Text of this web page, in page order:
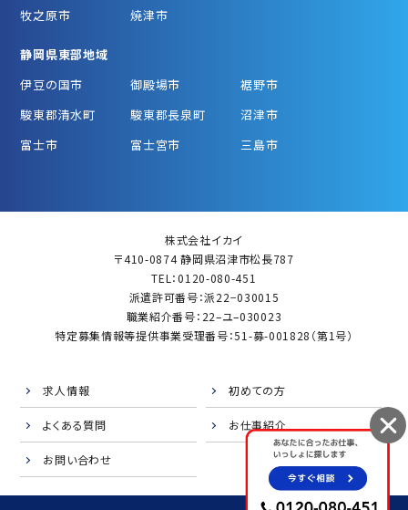
牧之原市
焼津市
静岡県東部地域
伊豆の国市
御殿場市
裾野市
駿東郡清水町
駿東郡長泉町
沼津市
富士市
富士宮市 三島市
株式会社イカイ
〒410-0874 静岡県沼津市松長787
TEL：0120-080-451
派遣許可番号：派22−030015
職業紹介番号：22–ユ–030023
特定募集情報等提供事業受理番号：51-募-001828（第1号）
求人情報 初めての方
よくある質問 お仕事紹介
お問い合わせ